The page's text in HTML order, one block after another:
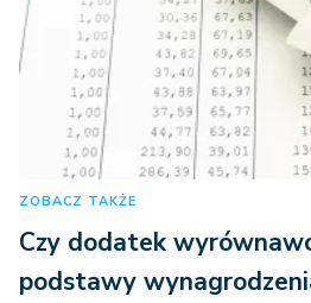
ZOBACZ TAKŻE
Czy dodatek
podstawy